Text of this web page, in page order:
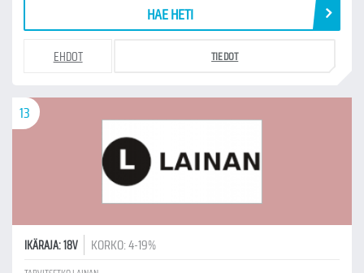
HAE HETI
EHDOT TIEDOT
13
IKÄRAJA: 18V KORKO: 4-19%